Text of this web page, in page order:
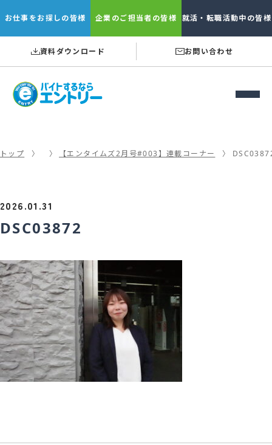
お仕事をお探しの皆様 企業のご担当者の皆様 就活・転職活動中の皆様
資料ダウンロード お問い合わせ
トップ 【エンタイムズ2月号#003】連載コーナー
2026.01.31
DSC03872